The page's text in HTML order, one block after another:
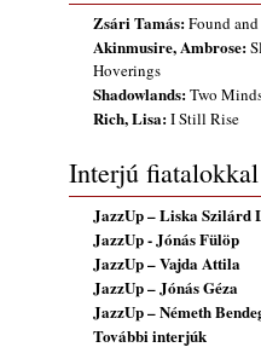
Zsári Tamás:Found
Akinmusire, Ambrose:
Hoverings
Shadowlands:Two
Rich, Lisa:I Still Rise
Interjú fiatalokkal
JazzUp – Liska Szilárd
JazzUp - Jónás Fülöp
JazzUp – Vajda Attila
JazzUp – Jónás Géza
JazzUp – Németh
További interjúk